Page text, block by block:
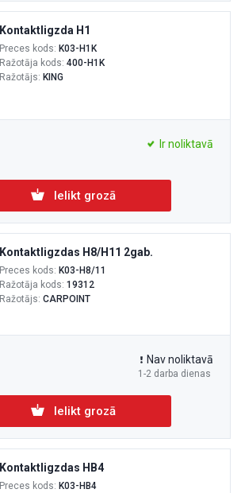
Kontaktligzda H1
Preces kods: K03-H1K
Ražotāja kods: 400-H1K
Ražotājs: KING
Ir noliktavā
Ielikt grozā
Kontaktligzdas H8/H11 2gab.
Preces kods: K03-H8/11
Ražotāja kods: 19312
Ražotājs: CARPOINT
1-2 darba dienas
Nav noliktavā
Ielikt grozā
Kontaktligzdas HB4
Preces kods: K03-HB4